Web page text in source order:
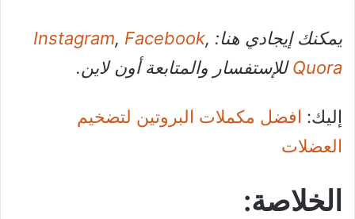
يمكنك إيجادي هنا: Instagram, Facebook,
Quoraللإستفسار والمتابعة أون لاين.
إليك: افضل مكملات البروتين لتضخيم
العضلات
الخلاصة: